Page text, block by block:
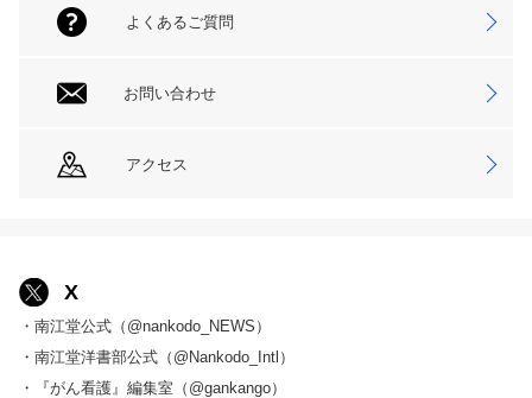
よくあるご質問
お問い合わせ
アクセス
X
・南江堂公式（@nankodo_NEWS）
・南江堂洋書部公式（@Nankodo_Intl）
・『がん看護』編集室（@gankango）